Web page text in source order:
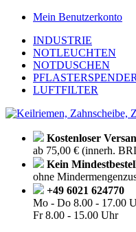
Mein Benutzerkonto
INDUSTRIE
NOTLEUCHTEN
NOTDUSCHEN
PFLASTERSPENDER
LUFTFILTER
Kostenloser
ab 75,00 € (innerh.
Kein
ohne
+49 6021 624770
Mo - Do 8.00 - 17.00
Fr8.00 - 15.00 Uhr